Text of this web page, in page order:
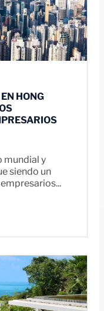
HONG
mundial y
siendo un